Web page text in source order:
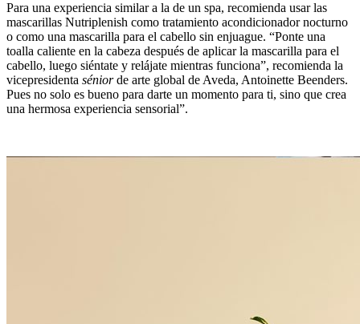
Para una experiencia similar a la de un spa, recomienda usar las
mascarillas Nutriplenish como tratamiento acondicionador nocturno
o como una mascarilla para el cabello sin enjuague. “Ponte una
toalla caliente en la cabeza después de aplicar la mascarilla para el
cabello, luego siéntate y relájate mientras funciona”, recomienda la
vicepresidenta séniorde arte global de Aveda, Antoinette Beenders.
Pues no solo es bueno para darte un momento para ti, sino que crea
una hermosa experiencia sensorial”.